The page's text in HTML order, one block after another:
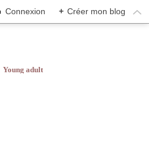
Connexion + Créer mon blog
Young adult